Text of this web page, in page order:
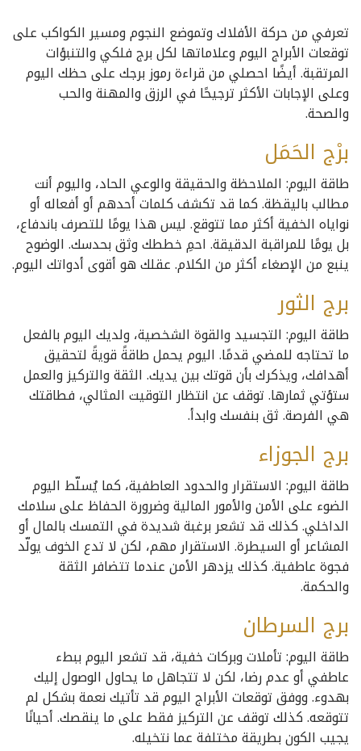
تعرفي من حركة الأفلاك وتموضع النجوم ومسير الكواكب على
توقعات الأبراج اليوم وعلاماتها لكل برج فلكي والتنبؤات
المرتقبة. أيضًا احصلي من قراءة رموز برجك على حظك اليوم
وعلى الإجابات الأكثر ترجيحًا في الرزق والمهنة والحب
والصحة.
برْج الحَمَل
طاقة اليوم: الملاحظة والحقيقة والوعي الحاد، واليوم أنت
مطالب باليقظة. كما قد تكشف كلمات أحدهم أو أفعاله أو
نواياه الخفية أكثر مما تتوقع. ليس هذا يومًا للتصرف باندفاع،
بل يومًا للمراقبة الدقيقة. احمِ خططك وثق بحدسك. الوضوح
ينبع من الإصغاء أكثر من الكلام. عقلك هو أقوى أدواتك اليوم.
برج الثور
طاقة اليوم: التجسيد والقوة الشخصية، ولديك اليوم بالفعل
ما تحتاجه للمضي قدمًا. اليوم يحمل طاقةً قويةً لتحقيق
أهدافك، ويذكرك بأن قوتك بين يديك. الثقة والتركيز والعمل
ستؤتي ثمارها. توقف عن انتظار التوقيت المثالي، فطاقتك
هي الفرصة. ثق بنفسك وابدأ.
برج الجوزاء
طاقة اليوم: الاستقرار والحدود العاطفية، كما يُسلّط اليوم
الضوء على الأمن والأمور المالية وضرورة الحفاظ على سلامك
الداخلي. كذلك قد تشعر برغبة شديدة في التمسك بالمال أو
المشاعر أو السيطرة. الاستقرار مهم، لكن لا تدع الخوف يولّد
فجوة عاطفية. كذلك يزدهر الأمن عندما تتضافر الثقة
والحكمة.
برج السرطان
طاقة اليوم: تأملات وبركات خفية، قد تشعر اليوم ببطء
عاطفي أو عدم رضا، لكن لا تتجاهل ما يحاول الوصول إليك
بهدوء. ووفق توقعات الأبراج اليوم قد تأتيك نعمة بشكل لم
تتوقعه. كذلك توقف عن التركيز فقط على ما ينقصك. أحيانًا
يجيب الكون بطريقة مختلفة عما نتخيله.